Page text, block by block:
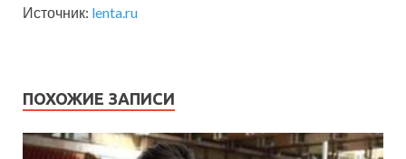
Источник: lenta.ru
ПОХОЖИЕ ЗАПИСИ